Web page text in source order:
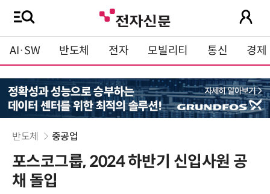
AI·SW 반도체 전자 모빌리티 통신 경제
반도체 중공업
포스코그룹, 2024 하반기 신입사원 공
채 돌입